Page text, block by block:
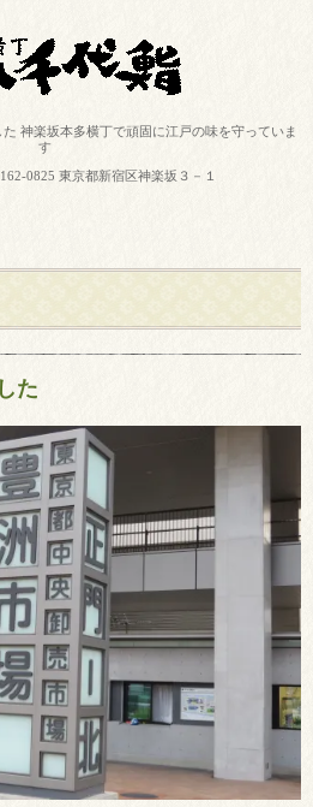
神楽坂本多横丁で頑固に江戸の味を守っていま
す
0825 東京都新宿区神楽坂３－１
た